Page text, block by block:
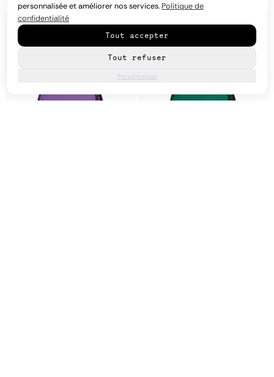
personnalisée et améliorer nos services. Politique de
confidentialité
Tout accepter
Tout refuser
Personnaliser